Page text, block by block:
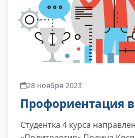
28 ноября 2023
Профориентация
Студентка 4 курса